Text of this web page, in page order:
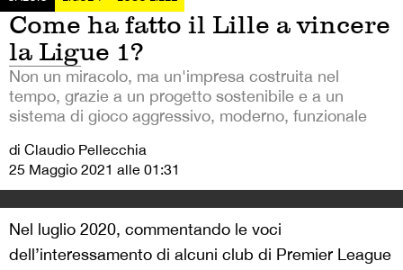
Come ha fatto il Lille a vincere
la Ligue 1?
Non un miracolo, ma un'impresa costruita nel
tempo, grazie a un progetto sostenibile e a un
sistema di gioco aggressivo, moderno, funzionale
di Claudio Pellecchia
25 Maggio 2021 alle 01:31
Nel luglio 2020, commentando le voci
dell’interessamento di alcuni club di Premier League